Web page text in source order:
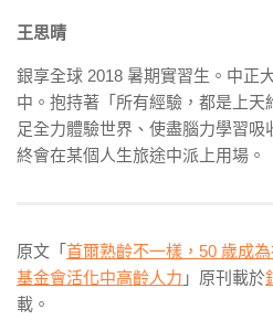
王思晴
銀享全球 2018 暑期實習生。中正
中。抱持著「所有經驗，都是上天
足全力體驗世界、使盡腦力學習吸
終會在某個人生旅途中派上用場。
原文「 首爾熟齡不一樣，50 歲成
基金會活化中高齡人力 」原刊載於
載。